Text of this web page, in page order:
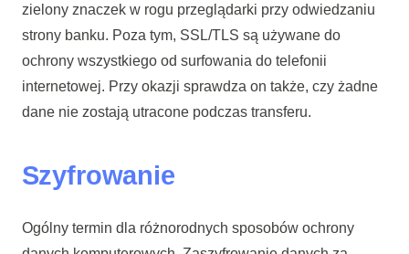
zielony znaczek w rogu przeglądarki przy odwiedzaniu
strony banku. Poza tym, SSL/TLS są używane do
ochrony wszystkiego od surfowania do telefonii
internetowej. Przy okazji sprawdza on także, czy żadne
dane nie zostają utracone podczas transferu.
Szyfrowanie
Ogólny termin dla różnorodnych sposobów ochrony